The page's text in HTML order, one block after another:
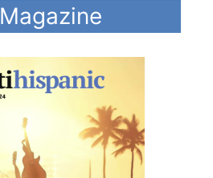
Magazine